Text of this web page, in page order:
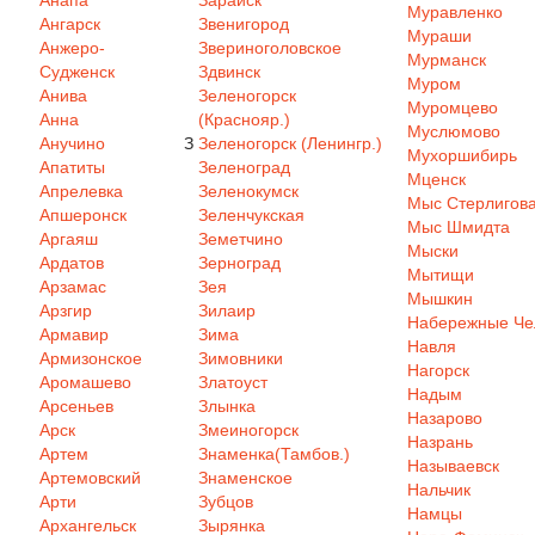
Ангарск
Анжеро-
Судженск
Анива
Анна
Анучино
Апатиты
Апрелевка
Апшеронск
Аргаяш
Ардатов
Арзамас
Арзгир
Армавир
Армизонское
Аромашево
Арсеньев
Арск
Артем
Артемовский
Арти
Архангельск
З
Звенигород
Звериноголовское
Здвинск
Зеленогорск
(Краснояр.)
Зеленогорск (Ленингр.)
Зеленоград
Зеленокумск
Зеленчукская
Земетчино
Зерноград
Зея
Зилаир
Зима
Зимовники
Златоуст
Злынка
Змеиногорск
Знаменка(Тамбов.)
Знаменское
Зубцов
Зырянка
Муравленко
Мураши
Мурманск
Муром
Муромцево
Муслюмово
Мухоршибирь
Мценск
Мыс
Мыс Шмидта
Мыски
Мытищи
Мышкин
Набережные
Навля
Нагорск
Надым
Назарово
Назрань
Называевск
Нальчик
Намцы